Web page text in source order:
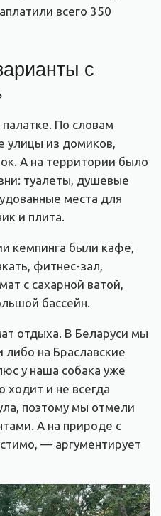
всего 350
с
По словам
улицы из домиков,
А на территории было
туалеты, душевые
места для
и плита.
кемпинга были кафе,
фитнес-зал,
с сахарной ватой,
бассейн.
отдыха. В Беларуси мы
либо на Браславские
у наша собака уже
ходит и не всегда
поэтому мы отмели
А на природе с
— аргументирует